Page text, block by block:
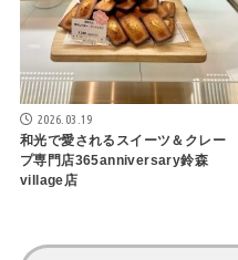
2026.03.19
和光で愛されるスイーツ＆クレー
プ専門店365anniversary鈴森
village店